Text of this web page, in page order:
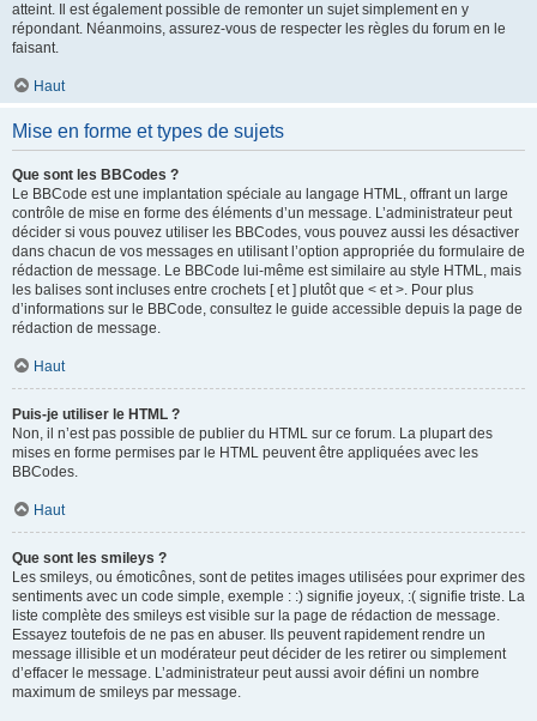
atteint. Il est également possible de remonter un sujet simplement en y
répondant. Néanmoins, assurez-vous de respecter les règles du forum en le
faisant.
Haut
Mise en forme et types de sujets
Que sont les BBCodes ?
Le BBCode est une implantation spéciale au langage HTML, offrant un large
contrôle de mise en forme des éléments d’un message. L’administrateur peut
décider si vous pouvez utiliser les BBCodes, vous pouvez aussi les désactiver
dans chacun de vos messages en utilisant l’option appropriée du formulaire de
rédaction de message. Le BBCode lui-même est similaire au style HTML, mais
les balises sont incluses entre crochets [ et ] plutôt que < et >. Pour plus
d’informations sur le BBCode, consultez le guide accessible depuis la page de
rédaction de message.
Haut
Puis-je utiliser le HTML ?
Non, il n’est pas possible de publier du HTML sur ce forum. La plupart des
mises en forme permises par le HTML peuvent être appliquées avec les
BBCodes.
Haut
Que sont les smileys ?
Les smileys, ou émoticônes, sont de petites images utilisées pour exprimer des
sentiments avec un code simple, exemple : :) signifie joyeux, :( signifie triste. La
liste complète des smileys est visible sur la page de rédaction de message.
Essayez toutefois de ne pas en abuser. Ils peuvent rapidement rendre un
message illisible et un modérateur peut décider de les retirer ou simplement
d’effacer le message. L’administrateur peut aussi avoir défini un nombre
maximum de smileys par message.